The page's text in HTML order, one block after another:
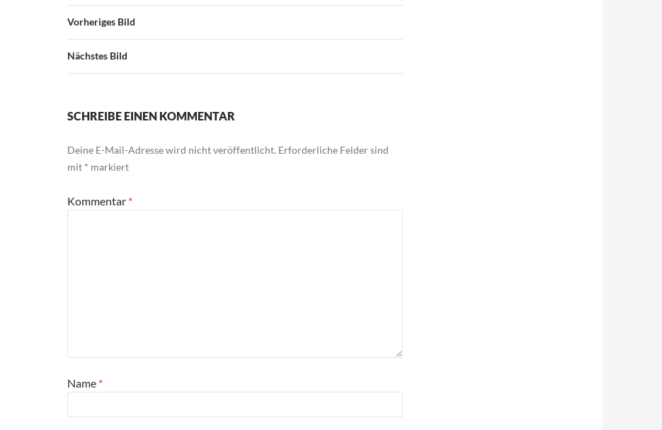
Vorheriges Bild
Nächstes Bild
SCHREIBE EINEN KOMMENTAR
Deine E-Mail-Adresse wird nicht veröffentlicht. Erforderliche Felder sind
mit * markiert
Kommentar *
Name *